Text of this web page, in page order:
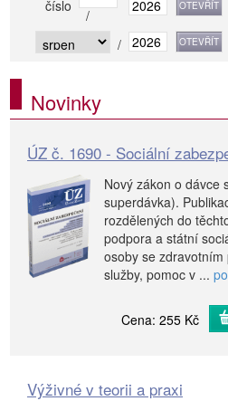
číslo
/
/
Novinky
ÚZ č. 1690 - Sociální
Nový zákon o dávce
superdávka).
rozdělených do
podpora a státní
osoby se
služby, pomoc v ...
Cena: 255 Kč
Výživné v teorii a praxi